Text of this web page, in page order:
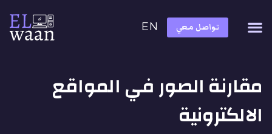
EN تواصل معي
مقارنة الصور في المواقع
الالكترونية